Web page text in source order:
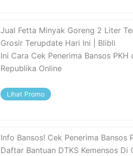
Jual Fetta Minyak Goreng 2 Liter
Grosir Terupdate Hari Ini | Blibli
Ini Cara Cek Penerima Bansos PKH
Republika Online
Lihat Promo
Info Bansos! Cek Penerima Bansos
Daftar Bantuan DTKS Kemensos Di